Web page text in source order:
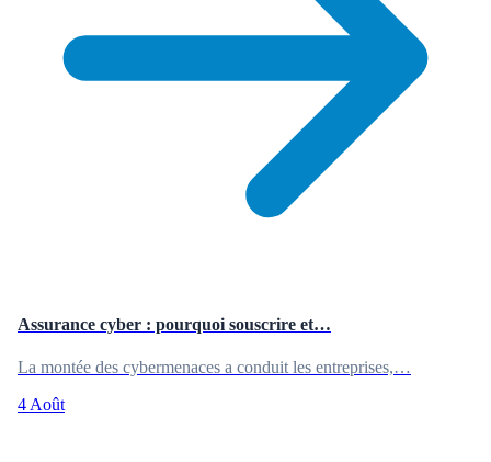
Assurance cyber : pourquoi souscrire et…
La montée des cybermenaces a conduit les entreprises,…
4 Août